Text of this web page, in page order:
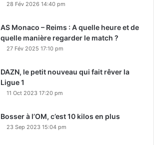
28 Fév 2026 14:40 pm
AS Monaco – Reims : A quelle heure et de
quelle manière regarder le match ?
27 Fév 2025 17:10 pm
DAZN, le petit nouveau qui fait rêver la
Ligue 1
11 Oct 2023 17:20 pm
Bosser à l’OM, c’est 10 kilos en plus
23 Sep 2023 15:04 pm